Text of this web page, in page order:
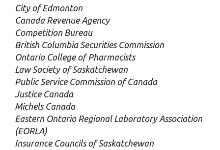
City of Edmonton
Canada Revenue Agency
Competition Bureau
British Columbia Securities Commission
Ontario College of Pharmacists
Law Society of Saskatchewan
Public Service Commission of Canada
Justice Canada
Michels Canada
Eastern Ontario Regional Laboratory Association
(EORLA)
Insurance Councils of Saskatchewan